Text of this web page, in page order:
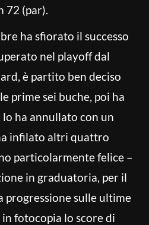
72 (par).
ha sfiorato il successo
nel playoff dal
è partito ben deciso
prime sei buche, poi ha
ha annullato con un
infilato altri quattro
particolarmente felice –
in graduatoria, per il
progressione sulle ultime
fotocopia lo score di